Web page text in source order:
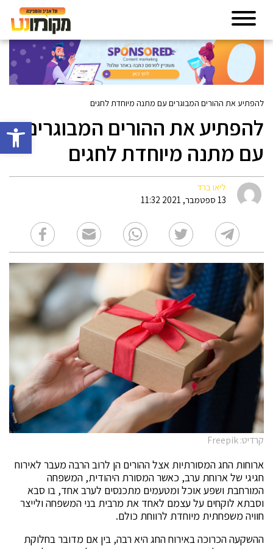
פתח
להפתיע את ההורים המבוגרים עם מתנה מיוחדת לחגים
להפתיע את ההורים המבוגרים
עם מתנה מיוחדת לחגים
ליאו ברד
13 ספטמבר, 2021 11:32
קרדיט: Freepik
ארוחות החג המסורתיות אצל ההורים הן לרוב הרבה מעבר לאירוח
חגיגי של ארוחת ערב, כאשר המסורת היהודית, המשפחה
המורחבת ושפע אוכל ומטעמים מתכנסים לערב אחד, בו סבא
וסבתא לוקחים על עצמם לאחד את מרבית בני המשפחה ולייצר
חוויה משפחתית מיוחדת לרווחת כולם.
ההשקעה הכרוכה באירוח החג היא רבה, בין אם מדובר בחלוקת